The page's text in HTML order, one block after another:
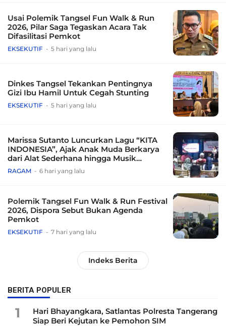
Usai Polemik Tangsel Fun Walk & Run
2026, Pilar Saga Tegaskan Acara Tak
Difasilitasi Pemkot
EKSEKUTIF 5 hari yang lalu
Dinkes Tangsel Tekankan Pentingnya
Gizi Ibu Hamil Untuk Cegah Stunting
EKSEKUTIF 5 hari yang lalu
Marissa Sutanto Luncurkan Lagu “KITA
INDONESIA”, Ajak Anak Muda Berkarya
dari Alat Sederhana hingga Musik
Tradisional
RAGAM 6 hari yang lalu
Polemik Tangsel Fun Walk & Run Festival
2026, Dispora Sebut Bukan Agenda
Pemkot
EKSEKUTIF 7 hari yang lalu
Indeks Berita
BERITA POPULER
1
Hari Bhayangkara, Satlantas Polresta Tangerang
Siap Beri Kejutan ke Pemohon SIM